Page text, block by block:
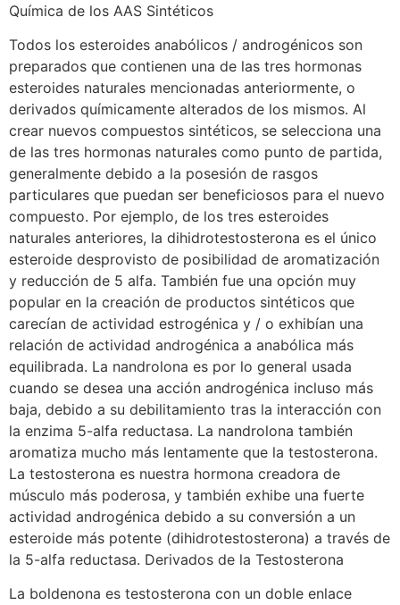
Química de los AAS Sintéticos
Todos los esteroides anabólicos / androgénicos son
preparados que contienen una de las tres hormonas
esteroides naturales mencionadas anteriormente, o
derivados químicamente alterados de los mismos. Al
crear nuevos compuestos sintéticos, se selecciona una
de las tres hormonas naturales como punto de partida,
generalmente debido a la posesión de rasgos
particulares que puedan ser beneficiosos para el nuevo
compuesto. Por ejemplo, de los tres esteroides
naturales anteriores, la dihidrotestosterona es el único
esteroide desprovisto de posibilidad de aromatización
y reducción de 5 alfa. También fue una opción muy
popular en la creación de productos sintéticos que
carecían de actividad estrogénica y / o exhibían una
relación de actividad androgénica a anabólica más
equilibrada. La nandrolona es por lo general usada
cuando se desea una acción androgénica incluso más
baja, debido a su debilitamiento tras la interacción con
la enzima 5-alfa reductasa. La nandrolona también
aromatiza mucho más lentamente que la testosterona.
La testosterona es nuestra hormona creadora de
músculo más poderosa, y también exhibe una fuerte
actividad androgénica debido a su conversión a un
esteroide más potente (dihidrotestosterona) a través de
la 5-alfa reductasa. Derivados de la Testosterona
La boldenona es testosterona con un doble enlace